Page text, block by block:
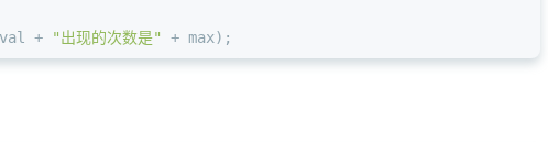
+ "出现的次数是" + max);